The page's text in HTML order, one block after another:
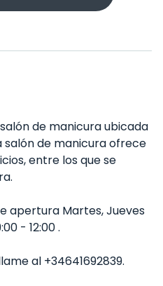
de manicura ubicada
salón de manicura ofrece
entre los que se
apertura Martes, Jueves
- 12:00 .
al +34641692839.